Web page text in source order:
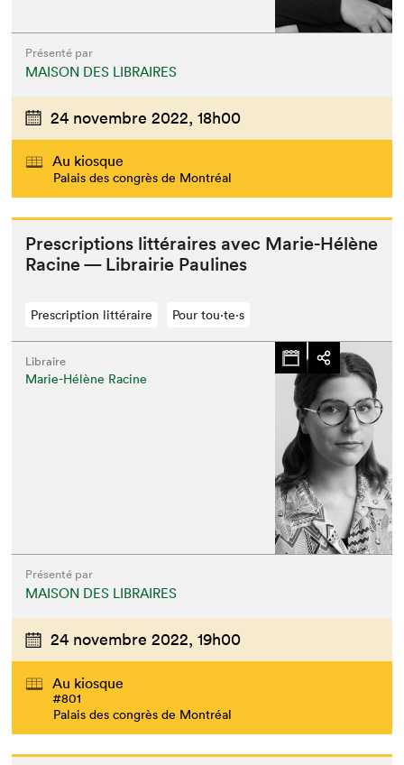
Présenté par
MAISON DES LIBRAIRES
24 novembre 2022, 18h00
Au kiosque
Palais des congrès de Montréal
Pre­scrip­tions lit­téraires avec Marie-Hélène
Racine — Librairie Paulines
Prescription littéraire Pour tou⋅te⋅s
Libraire
Marie-Hélène Racine
Présenté par
MAISON DES LIBRAIRES
24 novembre 2022, 19h00
Au kiosque
#801
Palais des congrès de Montréal